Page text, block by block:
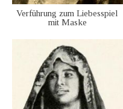
Verführung zum Liebesspiel
mit Maske